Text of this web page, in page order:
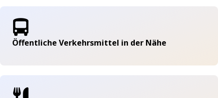
Öffentliche Verkehrsmittel in der Nähe